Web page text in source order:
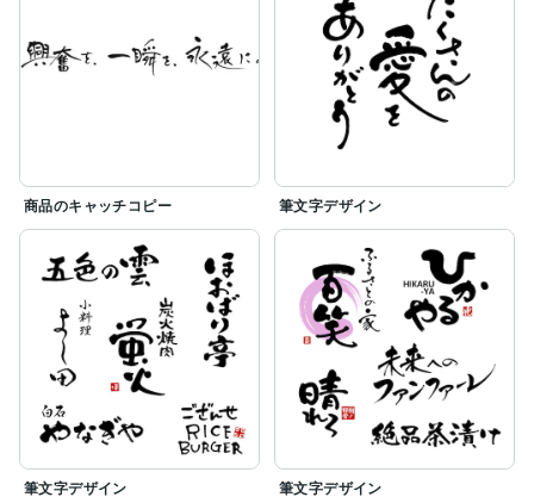
商品のキャッチコピー 筆文字デザイン
筆文字デザイン 筆文字デザイン